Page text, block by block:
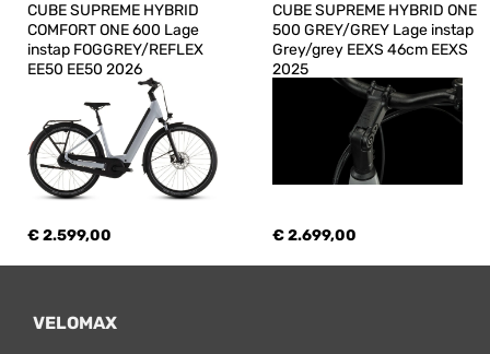
CUBE SUPREME HYBRID
COMFORT ONE 600 Lage
instap FOGGREY/REFLEX
EE50 EE50 2026
€ 2.599,00
CUBE SUPREME HYBRID ONE
500 GREY/GREY Lage instap
Grey/grey EEXS 46cm EEXS
2025
€ 2.699,00
VELOMAX